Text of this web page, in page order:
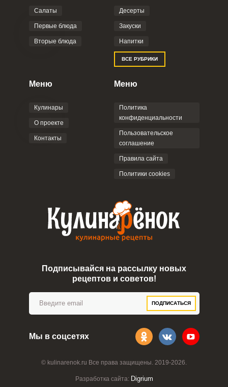
© kulinarenok.ru Все права защищены. 2019-2026.
Разработка сайта: Digrium
Салаты
Первые блюда
Вторые блюда
Десерты
Закуски
Напитки
ВСЕ РУБРИКИ
Меню
Кулинары
О проекте
Контакты
Меню
Политика
конфиденциальности
Пользовательское
соглашение
Правила сайта
Политики cookies
Подписывайся на рассылку новых
рецептов и советов!
ПОДПИСАТЬСЯ
Мы в соцсетях
Запомнить меня
ЕЩЕ НЕ ЗАРЕГИСТРИРОВАННЫ?
Забыли пароль?